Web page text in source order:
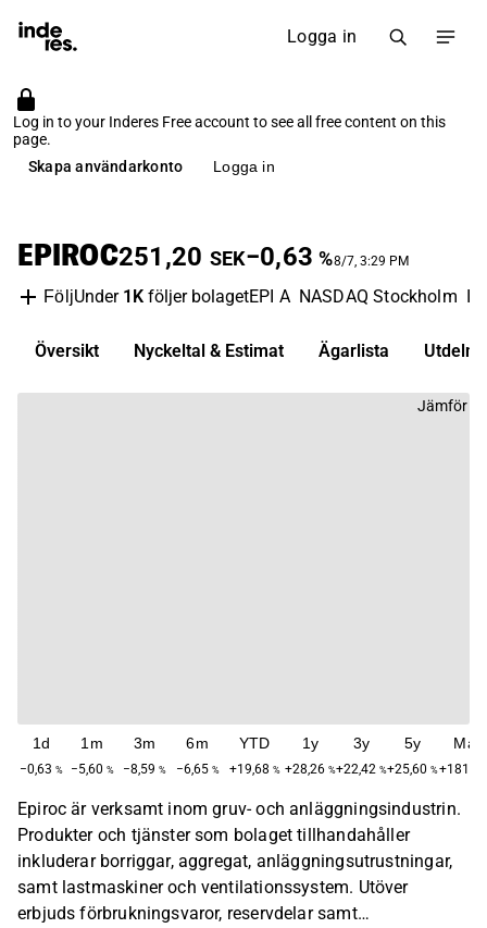
Logga in
Log in to your Inderes Free account to see all free content on this
page.
Skapa användarkonto
Logga in
EPIROC251,20 SEK−0,63 %8/7, 3:29 PM
FöljUnder 1K följer bolagetEPI A NASDAQ Stockholm
Översikt Nyckeltal & Estimat Ägarlista
Jämför
1d
−0,63 %
1m
−5,60 %
3m
−8,59 %
6m
−6,65 %
YTD
+19,68 %
1y
+28,26 %
3y
+22,42 %
5y
+25,60 %
Max
+181,41
Epiroc är verksamt inom gruv- och anläggningsindustrin.
Produkter och tjänster som bolaget tillhandahåller
inkluderar borriggar, aggregat, anläggningsutrustningar,
samt lastmaskiner och ventilationssystem. Utöver
erbjuds förbrukningsvaror, reservdelar samt